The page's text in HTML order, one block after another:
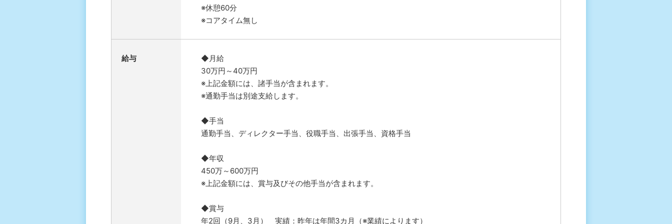
※休憩60分
※コアタイム無し
給与
◆月給
30万円～40万円
※上記金額には、諸手当が含まれます。
※通勤手当は別途支給します。
◆手当
通勤手当、ディレクター手当、役職手当、出張手当、資格手当
◆年収
450万～600万円
※上記金額には、賞与及びその他手当が含まれます。
◆賞与
年2回（9月、3月） 実績：昨年は年間3カ月（※業績によります）